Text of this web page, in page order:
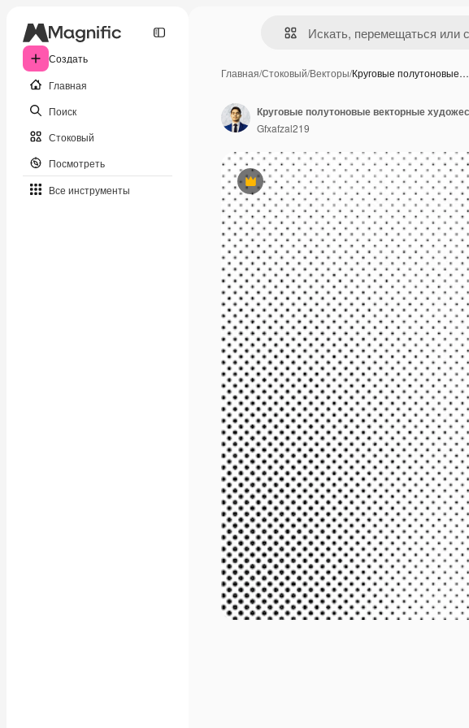
Создать
Главная
Поиск
Стоковый
Посмотреть
Все инструменты
Главная/Стоковый/Векторы/Круговые полутоновые…
Премиум
Gfxafzal219